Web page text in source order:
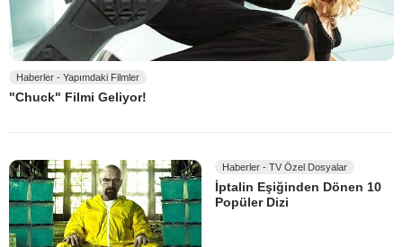
Haberler - Yapımdaki Filmler
"Chuck" Filmi Geliyor!
Haberler - TV Özel Dosyalar
İptalin Eşiğinden Dönen 10
Popüler Dizi